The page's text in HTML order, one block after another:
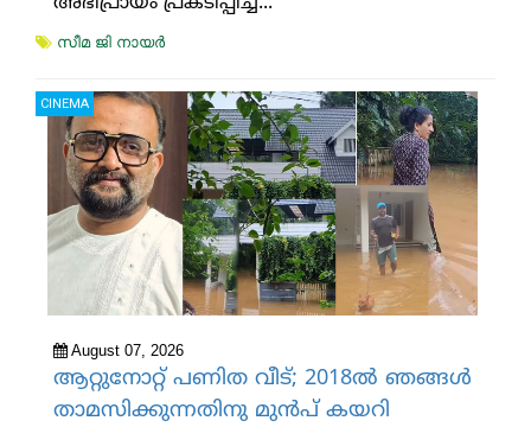
സീമ ജി നായര്‍
CINEMA
August 07, 2026
ആറ്റുനോറ്റ് പണിത വീട്; 2018ല്‍ ഞങ്ങള്‍
താമസിക്കുന്നതിനു മുന്‍പ് കയറി